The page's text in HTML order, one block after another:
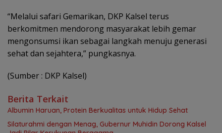
“Melalui safari Gemarikan, DKP Kalsel terus
berkomitmen mendorong masyarakat lebih gemar
mengonsumsi ikan sebagai langkah menuju generasi
sehat dan sejahtera,” pungkasnya.
(Sumber : DKP Kalsel)
Berita Terkait
Albumin Haruan, Protein Berkualitas untuk Hidup Sehat
Silaturahmi dengan Menag, Gubernur Muhidin Dorong Kalsel